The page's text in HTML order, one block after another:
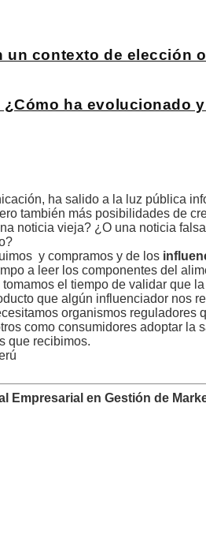
contexto de elección
ha evolucionado
ha salido a la luz pública
también más posibilidades de
noticia vieja? ¿O una noticia
y compramos y de los
a leer los componentes del
el tiempo de validar que
que algún influenciador nos
organismos reguladores
como consumidores adoptar la
que recibimos.
Empresarial en Gestión de